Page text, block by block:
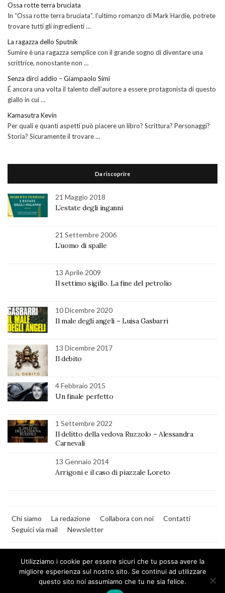
Ossa rotte terra bruciata
In “Ossa rotte terra bruciata”. l’ultimo romanzo di Mark Hardie, potrete
trovare tutti gli ingredienti …
La ragazza dello Sputnik
Sumire è una ragazza semplice con il grande sogno di diventare una
scrittrice, nonostante non …
Senza dirci addio – Giampaolo Simi
É ancora una volta il talento dell’autore a essere protagonista di questo
giallo in cui …
Kamasutra Kevin
Per quali e quanti aspetti può piacere un libro? Scrittura? Personaggi?
Storia? Sicuramente il trovare …
Da riscoprire
21 Maggio 2018
L’estate degli inganni
21 Settembre 2006
L’uomo di spalle
13 Aprile 2009
Il settimo sigillo. La fine del petrolio
10 Dicembre 2020
Il male degli angeli – Luisa Gasbarri
13 Dicembre 2017
Il debito
4 Febbraio 2015
Un finale perfetto
1 Settembre 2022
Il delitto della vedova Ruzzolo – Alessandra
Carnevali
13 Gennaio 2014
Arrigoni e il caso di piazzale Loreto
Chi siamo La redazione Collabora con noi
Contatti
Seguici via mail
Newsletter
MilanoNera
Utilizziamo i cookie per essere sicuri che tu possa avere la
migliore esperienza sul nostro sito. Se continui ad utilizzare
questo sito noi assumiamo che tu ne sia felice.